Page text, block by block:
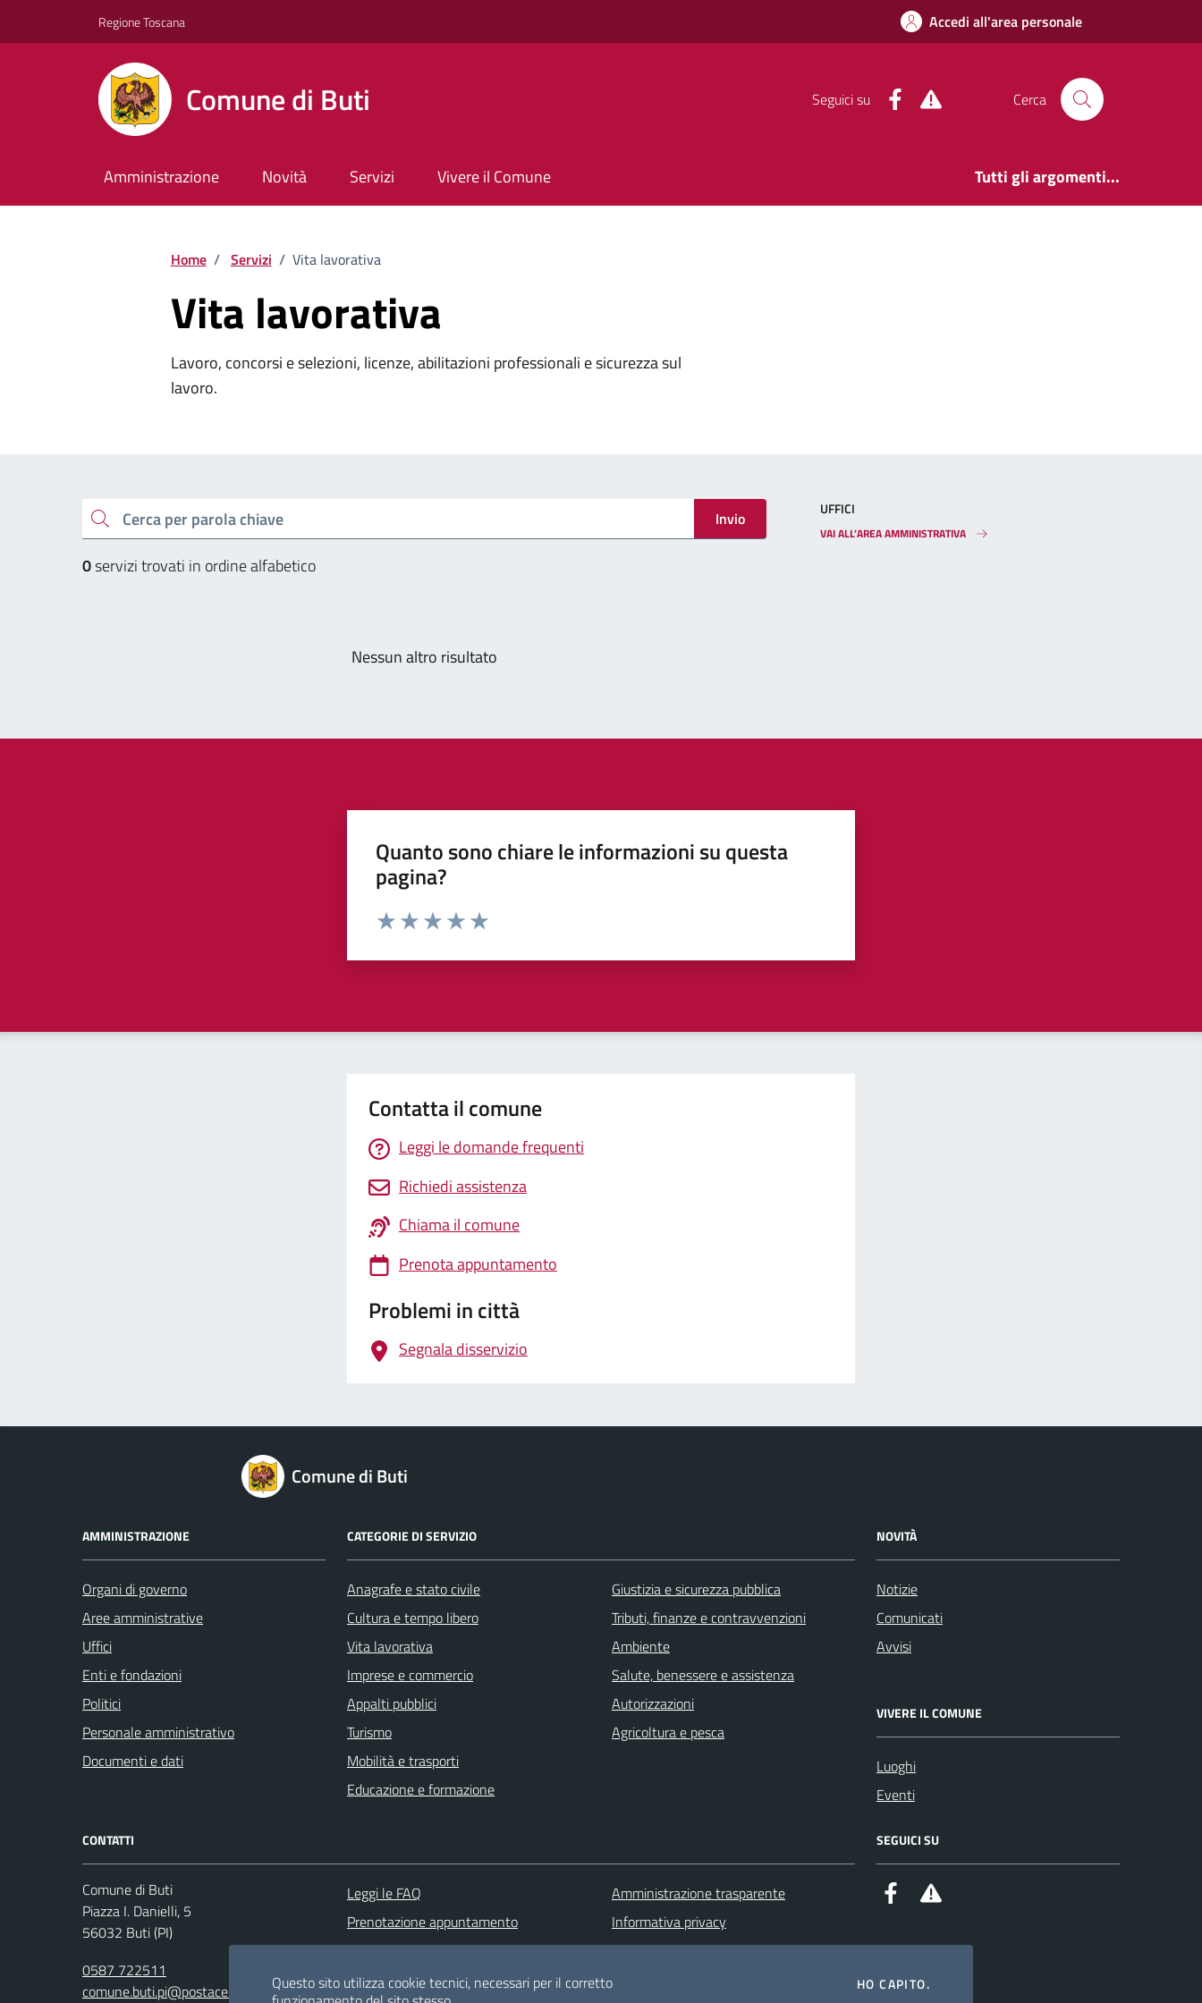
Regione Toscana Accedi all'area personale
Comune di Buti Seguici su FacebookAlert SystemCerca
Amministrazione Novità Servizi Vivere il Comune Tutti gli argomenti...
Home / Servizi / Vita lavorativa
Vita lavorativa
Lavoro, concorsi e selezioni, licenze, abilitazioni professionali e sicurezza sul
lavoro.
Esplora tutti i servizi
cerca Invio
0servizi trovati in ordine alfabetico
Nessun altro risultato
UFFICI
VAI ALL’AREA AMMINISTRATIVA
Quanto sono chiare le informazioni su questa
pagina?
Valuta da 1 a 5 stelle la pagina
Contatta il comune
Leggi le domande frequenti
Richiedi assistenza
Chiama il comune
Prenota appuntamento
Problemi in città
Segnala disservizio
Comune di Buti
AMMINISTRAZIONE
Organi di governo
Aree amministrative
Uffici
Enti e fondazioni
Politici
Personale amministrativo
Documenti e dati
CATEGORIE DI SERVIZIO
Anagrafe e stato civile
Cultura e tempo libero
Vita lavorativa
Imprese e commercio
Appalti pubblici
Turismo
Mobilità e trasporti
Educazione e formazione
Giustizia e sicurezza pubblica
Tributi, finanze e contravvenzioni
Ambiente
Salute, benessere e assistenza
Autorizzazioni
Agricoltura e pesca
NOVITÀ
Notizie
Comunicati
Avvisi
VIVERE IL COMUNE
Luoghi
Eventi
CONTATTI
Comune di Buti
Piazza I. Danielli, 5
56032 Buti (PI)
0587 722511
comune.buti.pi@postacert.toscana.it
Leggi le FAQ
Prenotazione appuntamento
Segnalazione disservizio
Richiesta d'assistenza
Amministrazione trasparente
Informativa privacy
Note legali
Dichiarazione di accessibilità
SEGUICI SU
Facebook
Questo sito utilizza cookie tecnici, necessari per il corretto
HO CAPITO.